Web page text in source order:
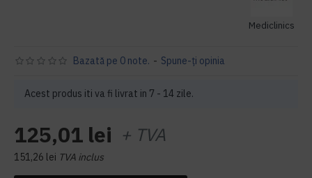
Mediclinics
Acest produs iti va fi livrat in 7 - 14 zile.
Bazată pe 0 note. - Spune-ţi opinia
125,01 lei + TVA
151,26 lei TVA inclus